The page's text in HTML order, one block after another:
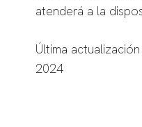
atenderá a la
Última
2024